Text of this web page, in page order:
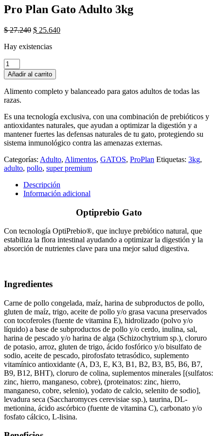
Pro Plan Gato Adulto 3kg
$27.240 El
original
$ 25.640El
Hay existencias
Pro
Plan
Gato
Adulto
3kg
Añadir al carrito
Alimento completo y balanceado para gatos adultos de todas las
razas.
Es una tecnología exclusiva, con una combinación de prebióticos y
antioxidantes naturales, que ayudan a optimizar la digestión y a
mantener fuertes las defensas naturales de tu gato, protegiendo su
sistema inmunológico contra las amenazas externas.
Categorías: Adulto, Alimentos, GATOS, ProPlan Etiquetas: 3kg,
adulto, pollo, super premium
Descripción
Información adicional
Optiprebio Gato
Con tecnología OptiPrebio®, que incluye prebiótico natural, que
estabiliza la flora intestinal ayudando a optimizar la digestión y la
absorción de nutrientes clave para una mejor salud digestiva.
Ingredientes
Carne de pollo congelada, maíz, harina de subproductos de pollo,
gluten de maíz, trigo, aceite de pollo y/o grasa vacuna preservados
con tocoferoles (fuente de vitamina E), hidrolizado (polvo y/o
líquido) a base de subproductos de pollo y/o cerdo, inulina, sal,
harina de pescado y/o harina de alga (Schizochytrium sp.), cloruro
de potasio, arroz, gluten de trigo, ácido fosfórico y/o bisulfato de
sodio, aceite de pescado, pirofosfato tetrasódico, suplemento
vitamínico antioxidante (A, D3, E, K3, B1, B2, B3, B5, B6, B7,
B9, B12, BHT), cloruro de colina, suplementos minerales [(sulfatos:
zinc, hierro, manganeso, cobre), (proteinatos: zinc, hierro,
manganeso, cobre, selenio), yodato de calcio, selenito de sodio],
levadura seca (Saccharomyces cerevisiae ssp.), taurina, DL-
metionina, ácido ascórbico (fuente de vitamina C), carbonato y/o
fosfato cálcico, L-lisina.